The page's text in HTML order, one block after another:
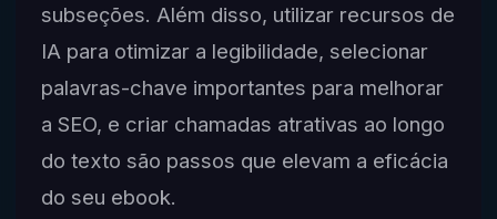
subseções. Além disso, utilizar recursos de
IA para otimizar a legibilidade, selecionar
palavras-chave importantes para melhorar
a SEO, e criar chamadas atrativas ao longo
do texto são passos que elevam a eficácia
do seu ebook.